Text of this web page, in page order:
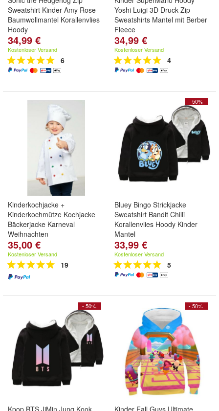
Sweatshirt Kinder Amy Rose
Baumwollmantel Korallenvlies
Hoody
34,99 €
Kostenloser Versand
6
Yoshi Luigi 3D Druck Zip
Sweatshirts Mantel mit Berber
Fleece
34,99 €
Kostenloser Versand
4
Kinderkochjacke +
Kinderkochmütze Kochjacke
Bäckerjacke Karneval
Weihnachten
35,00 €
Kostenloser Versand
19
- 50%
Bluey Bingo Strickjacke
Sweatshirt Bandit Chilli
Korallenvlies Hoody Kinder
Mantel
33,99 €
Kostenloser Versand
5
- 50%
Kpop BTS JiMin Jung Kook
- 50%
Kinder Fall Guys Ultimate